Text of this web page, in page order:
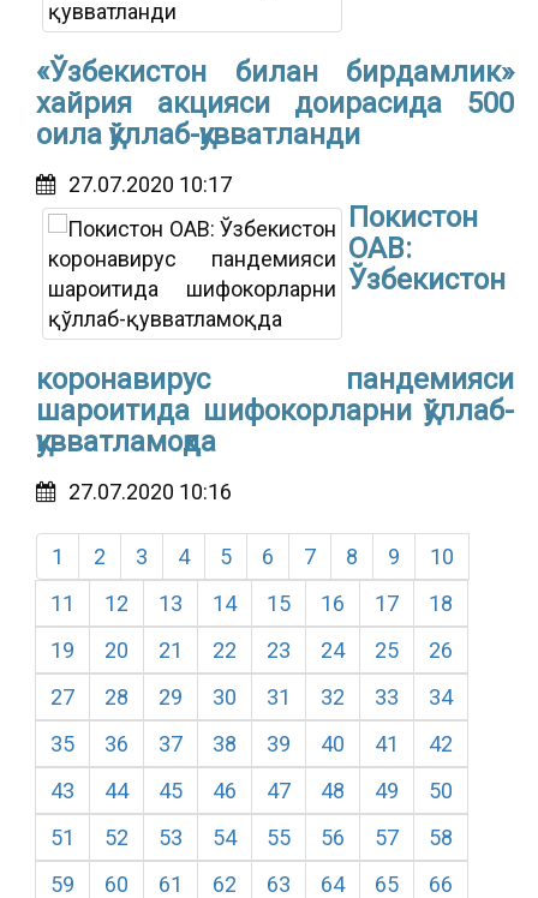
«Ўзбекистон билан бирдамлик»
хайрия акцияси доирасида 500
оила қўллаб-қувватланди
27.07.2020 10:17
Покистон
ОАВ:
Ўзбекистон
коронавирус пандемияси
шароитида шифокорларни қўллаб-
қувватламоқда
27.07.2020 10:16
1 2 3 4 5 6 7 8 9
10
11
12 13 14 15 16 17
18
19
20 21 22 23 24 25
26
27
28 29 30 31 32 33
34
35
36 37 38 39 40 41
42
43
44 45 46 47 48 49
50
51
52 53 54 55 56 57
58
59
60 61 62 63 64 65
66